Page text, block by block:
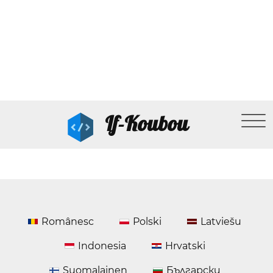
If-Koubou
Românesc Polski Latviešu
Indonesia Hrvatski
Suomalainen Български